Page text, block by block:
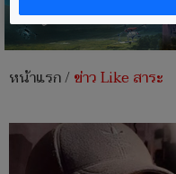
หน้าแรก/ข่าว Like สาระ